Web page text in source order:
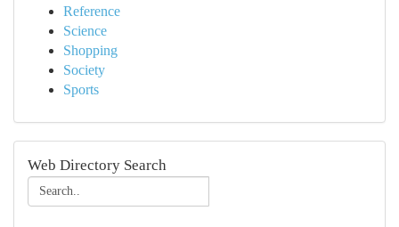
Reference
Science
Shopping
Society
Sports
Web Directory Search